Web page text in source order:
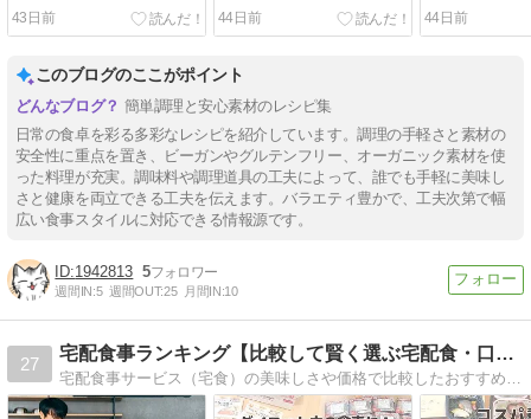
43日前
44日前
44日前
このブログのここがポイント
簡単調理と安心素材のレシピ集
日常の食卓を彩る多彩なレシピを紹介しています。調理の手軽さと素材の
安全性に重点を置き、ビーガンやグルテンフリー、オーガニック素材を使
った料理が充実。調味料や調理道具の工夫によって、誰でも手軽に美味し
さと健康を両立できる工夫を伝えます。バラエティ豊かで、工夫次第で幅
広い食事スタイルに対応できる情報源です。
1942813 5
週間IN:5 週間OUT:25 月間IN:10
27
宅配食事ランキング【比較して賢く選ぶ宅配食・口コミ】
宅配食事サービス（宅食）の美味しさや価格で比較したおすすめ食事宅配ランキングをご紹介！